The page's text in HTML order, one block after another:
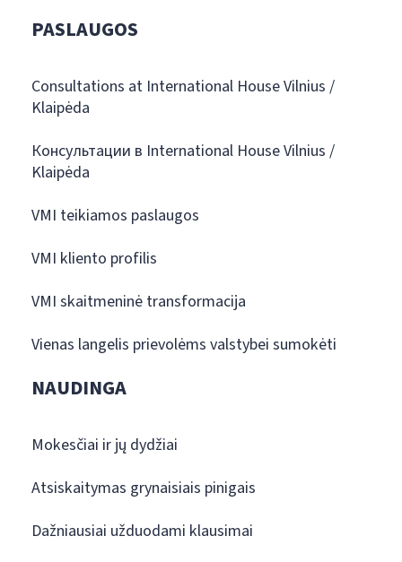
PASLAUGOS
Consultations at International House Vilnius /
Klaipėda
Консультации в International House Vilnius /
Klaipėda
VMI teikiamos paslaugos
VMI kliento profilis
VMI skaitmeninė transformacija
Vienas langelis prievolėms valstybei sumokėti
NAUDINGA
Mokesčiai ir jų dydžiai
Atsiskaitymas grynaisiais pinigais
Dažniausiai užduodami klausimai